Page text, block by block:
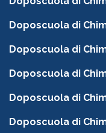
Doposcuola di
Doposcuola di
Doposcuola di
Doposcuola di
Doposcuola di